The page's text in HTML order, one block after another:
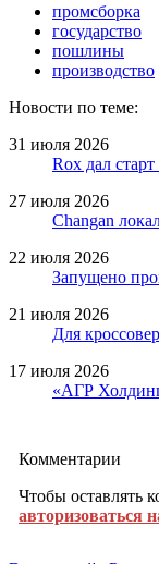
промсборка
государство
пошлины
производство
Новости по теме:
31 июля 2026
Rox дал
27 июля 2026
Changan
22 июля 2026
Запущено
21 июля 2026
Для
17 июля 2026
«АГР
Комментарии
Чтобы оставлять
авторизоваться